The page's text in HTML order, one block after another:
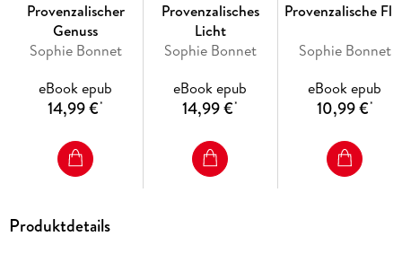
Provenzalischer
Genuss
Sophie Bonnet
eBook epub
14,99 €*
Provenzalisches
Licht
Sophie Bonnet
eBook epub
14,99 €*
Provenzalische
Sophie Bonnet
eBook epub
10,99 €*
Produktdetails